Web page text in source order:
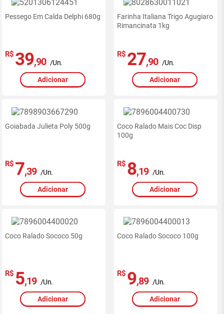
Pessego Em Calda Delphi 680g
R$ 39,90 /Un.
Adicionar
Farinha Italiana Trigo Agugiaro
Rimancinata 1kg
R$ 27,90 /Un.
Adicionar
Goiabada Julieta Poly 500g
R$ 7,39 /Un.
Adicionar
Coco Ralado Mais Coc Disp
100g
R$ 8,19 /Un.
Adicionar
Coco Ralado Sococo 50g
R$ 5,19 /Un.
Adicionar
Coco Ralado Sococo 100g
R$ 9,89 /Un.
Adicionar